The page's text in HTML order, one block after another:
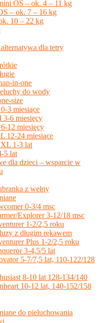
OS – ok. 4 – 11 kg
– ok. 7 – 16 kg
10 – 22 kg
dla tetry
in-one
do wody
size
3 miesiące
3-6 miesięcy
12 miesięcy
12-24 miesiące
1-3 lat
5 lat
dla dzieci – wsparcie w
z wełny
0-3/4 msc
Explorer 3-12/18 msc
1-2/2,5 roku
z długim rękawem
Plus 1-2/2,5 roku
3-4,5/5 lat
5-7/7,5 lat, 110-122/128
8-10 lat 128-134/140
10-12 lat, 140-152/158
do pieluchowania